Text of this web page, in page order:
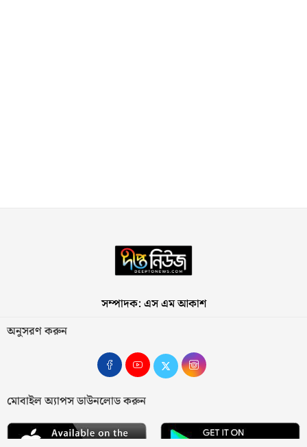
সম্পাদক: এস এম আকাশ
অনুসরণ করুন
মোবাইল অ্যাপস ডাউনলোড করুন